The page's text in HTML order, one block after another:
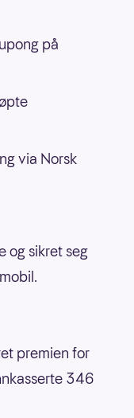
på
via Norsk
og sikret seg
premien for
346